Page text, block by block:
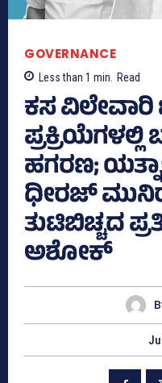
GOVERNANCE
Less than 1 min. Read
ಕಸ
ಹಗರಣ;
ಧೀರಜ್
ತುಟಿಬಿಚ್ಚದ
ಅಶೋಕ್